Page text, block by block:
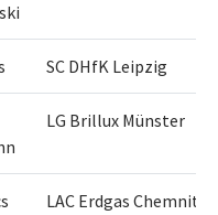
SC DHfK Leipzig
LG Brillux Münster
LAC Erdgas Chemnitz